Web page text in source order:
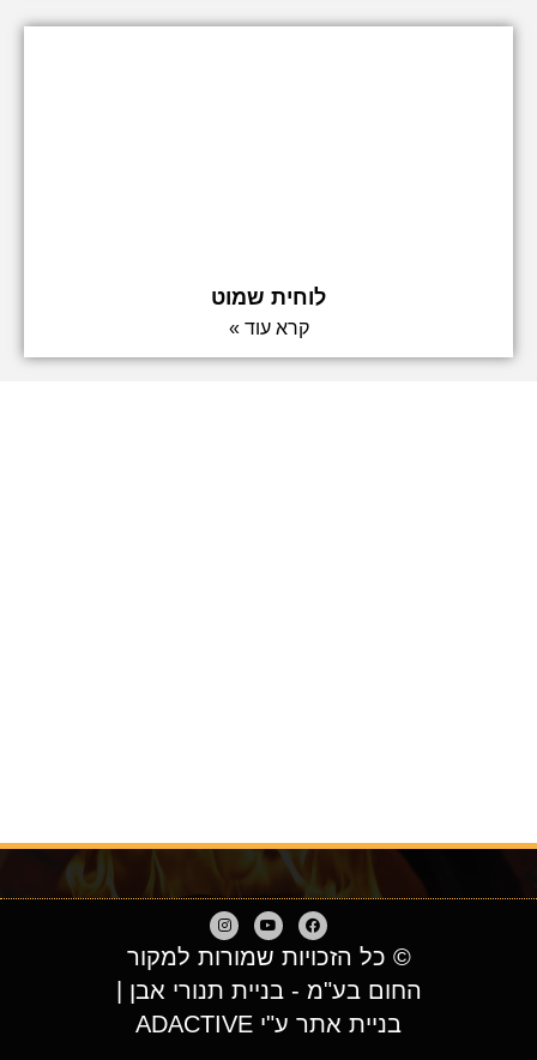
לוחית שמוט
קרא עוד »
© כל הזכויות שמורות למקור
החום בע"מ - בניית תנורי אבן |
בניית אתר ע"י ADACTIVE